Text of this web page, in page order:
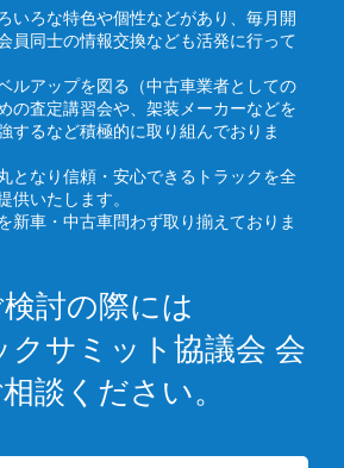
いろな特色や個性などがあり、毎月開
員同士の情報交換なども活発に行って
ルアップを図る（中古車業者としての
の査定講習会や、架装メーカーなどを
するなど積極的に取り組んでおりま
となり信頼・安心できるトラックを全
供いたします。
新車・中古車問わず取り揃えておりま
討の際には
クサミット協議会 会
談ください。